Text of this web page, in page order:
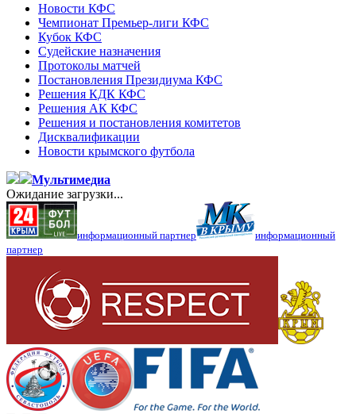
Новости КФС
Чемпионат Премьер-лиги КФС
Кубок КФС
Судейские назначения
Протоколы матчей
Постановления Президиума КФС
Решения КДК КФС
Решения АК КФС
Решения и постановления комитетов
Дисквалификации
Новости крымского футбола
Мультимедиа
Ожидание загрузки...
информационный партнер
информационный
партнер